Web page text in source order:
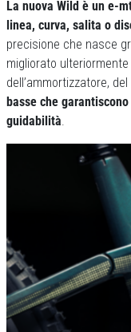
La nuova Wild è un e-
linea, curva, salita o
precisione che nasce
migliorato
dell’ammortizzatore,
basse che
guidabilità.